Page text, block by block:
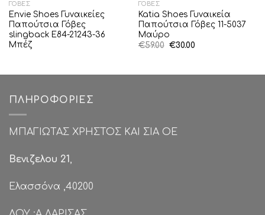
ΓΌΒΕΣ
Envie Shoes Γυναικείες
Παπούτσια Γόβες
slingback E84-21243-36
Μπέζ
ΓΌΒΕΣ
Katia Shoes Γυναικεία
Παπούτσια Γόβες 11-5037
Μαύρο
€59.00 Original
€30.00Η
€30.00.
ΠΛΗΡΟΦΟΡΊΕΣ
ΜΠΑΓΙΩΤΑΣ ΧΡΗΣΤΟΣ ΚΑΙ ΣΙΑ ΟΕ
Βενιζελου 21,
Ελασσόνα ,40200